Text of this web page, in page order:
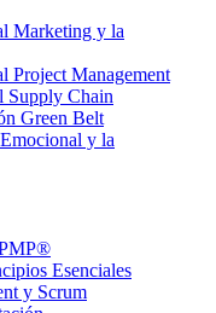
Marketing y la
Project Management
Supply Chain
Green Belt
y la
Esenciales
y Scrum